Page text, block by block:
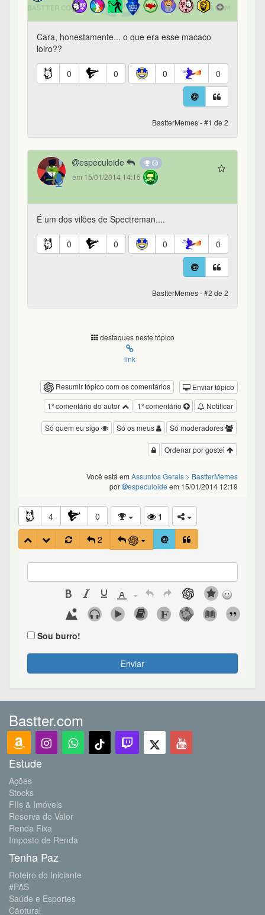
Cara, honestamente... o que era esse macaco
loiro??
0 0 0 0
BastterMemes - #1 de 2
especuloide
em 15/01/2014 14:15
É um dos vilões de Spectreman....
0 0 0 0
BastterMemes - #2 de 2
destaques neste tópico
link
Resumir tópico com os comentários
Enviar tópico
Notificar
1º comentário
1º comentário do autor
Só moderadores
Só os meus
Só quem eu sigo
Ordenar por gostei
Você está em Assuntos Gerais > BastterMemes
por
especuloide em 15/01/2014 12:19
4 0
1
2
Sou burro!
Enviar
Bastter.com
Estude
Ações
Stocks
FIIs & Imóveis
Reserva de Valor
Renda Fixa
Imposto de Renda
Tenha Paz
Roteiro do Iniciante
#PAS
Saúde e Esportes
Cãotural